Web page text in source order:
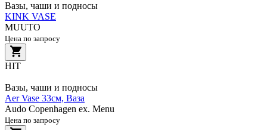
Вазы, чаши и подносы
KINK VASE
MUUTO
Цена по запросу
HIT
Вазы, чаши и подносы
Aer Vase 33см, Ваза
Audo Copenhagen ex. Menu
Цена по запросу